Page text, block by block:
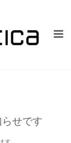
せです
す。